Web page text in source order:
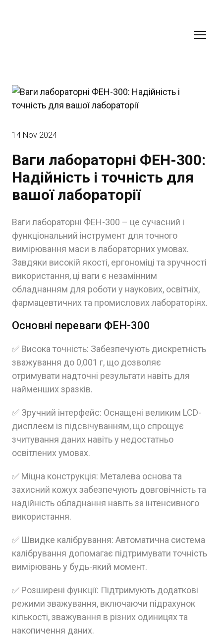
14 Nov 2024
Ваги лабораторні ФЕН-300:
Надійність і точність для
вашої лабораторії
Ваги лабораторні ФЕН-300 – це сучасний і
функціональний інструмент для точного
вимірювання маси в лабораторних умовах.
Завдяки високій якості, ергономіці та зручності
використання, ці ваги є незамінним
обладнанням для роботи у наукових, освітніх,
фармацевтичних та промислових лабораторіях.
Основні переваги ФЕН-300
✅ Висока точність: Забезпечують дискретність
зважування до 0,001 г, що дозволяє
отримувати надточні результати навіть для
найменших зразків.
✅ Зручний інтерфейс: Оснащені великим LCD-
дисплеєм із підсвічуванням, що спрощує
зчитування даних навіть у недостатньо
освітлених умовах.
✅ Міцна конструкція: Металева основа та
захисний кожух забезпечують довговічність та
надійність обладнання навіть за інтенсивного
використання.
✅ Швидке калібрування: Автоматична система
калібрування допомагає підтримувати точність
вимірювань у будь-який момент.
✅ Розширені функції: Підтримують додаткові
режими зважування, включаючи підрахунок
кількості, зважування в різних одиницях та
накопичення даних.